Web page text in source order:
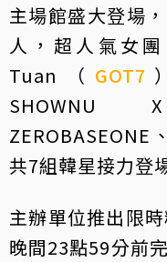
主場館盛大登場
人，超人氣女團
Tuan（ GOT7
SHOWNU
共7組韓星接力登
主辦單位推出限
晚間23點59分前